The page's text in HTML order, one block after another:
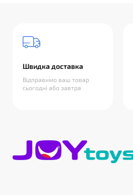
Швидка доставка
Відправимо ваш товар
сьогодні або завтра